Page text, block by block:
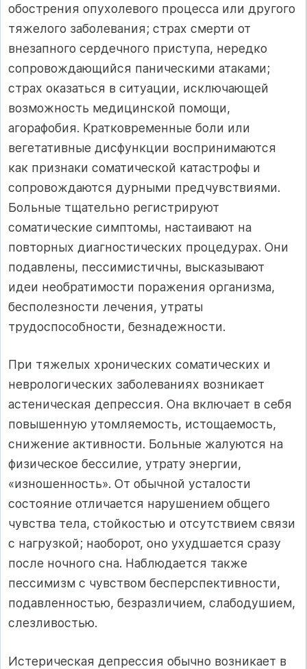
обострения опухолевого процесса или другого
тяжелого заболевания; страх смерти от
внезапного сердечного приступа, нередко
сопровождающийся паническими атаками;
страх оказаться в ситуации, исключающей
возможность медицинской помощи,
агорафобия. Кратковременные боли или
вегетативные дисфункции воспринимаются
как признаки соматической катастрофы и
сопровождаются дурными предчувствиями.
Больные тщательно регистрируют
соматические симптомы, настаивают на
повторных диагностических процедурах. Они
подавлены, пессимистичны, высказывают
идеи необратимости поражения организма,
бесполезности лечения, утраты
трудоспособности, безнадежности.
При тяжелых хронических соматических и
неврологических заболеваниях возникает
астеническая депрессия. Она включает в себя
повышенную утомляемость, истощаемость,
снижение активности. Больные жалуются на
физическое бессилие, утрату энергии,
«изношенность». От обычной усталости
состояние отличается нарушением общего
чувства тела, стойкостью и отсутствием связи
с нагрузкой; наоборот, оно ухудшается сразу
после ночного сна. Наблюдается также
пессимизм с чувством бесперспективности,
подавленностью, безразличием, слабодушием,
слезливостью.
Истерическая депрессия обычно возникает в